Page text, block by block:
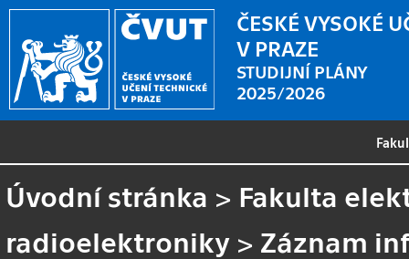
ČESKÉ VYSOKÉ
V PRAZE
STUDIJNÍ PLÁNY
2025/2026
Úvodní stránka > Fakulta
radioelektroniky > Záznam